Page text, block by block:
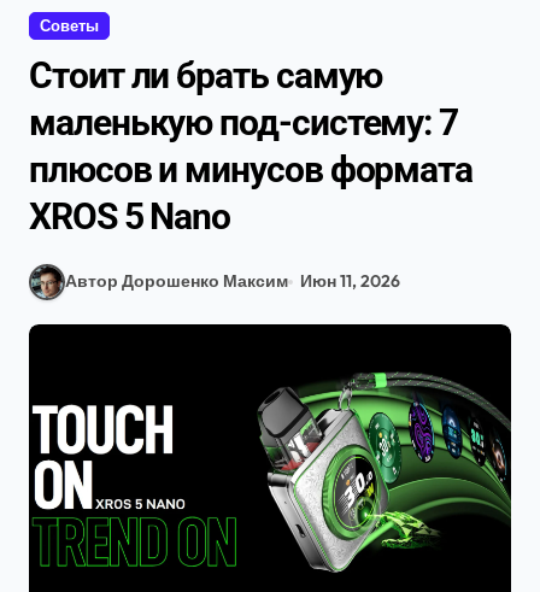
Советы
Стоит ли брать самую
маленькую под-систему: 7
плюсов и минусов формата
XROS 5 Nano
Автор Дорошенко Максим Июн 11, 2026